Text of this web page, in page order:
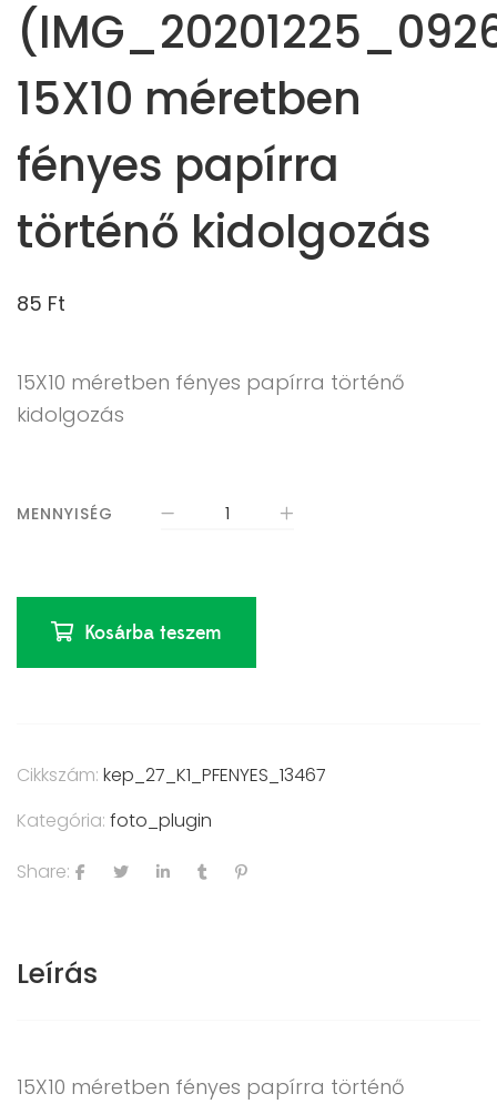
15X10 méretben
fényes papírra
történő kidolgozás
85 Ft
15X10 méretben fényes papírra történő
kidolgozás
MENNYISÉG
Kosárba teszem
Cikkszám: kep_27_K1_PFENYES_13467
Kategória: foto_plugin
Share:
Leírás
15X10 méretben fényes papírra történő